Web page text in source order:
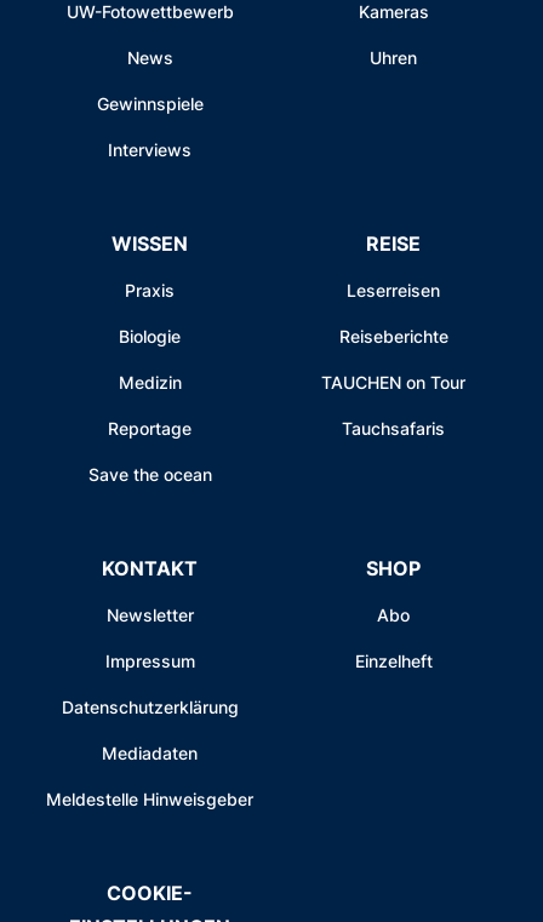
UW-Fotowettbewerb
News
Gewinnspiele
Interviews
Kameras
Uhren
WISSEN
Praxis
Biologie
Medizin
Reportage
Save the ocean
REISE
Leserreisen
Reiseberichte
TAUCHEN on Tour
Tauchsafaris
KONTAKT
Newsletter
Impressum
Datenschutzerklärung
Mediadaten
Meldestelle Hinweisgeber
SHOP
Abo
Einzelheft
COOKIE-